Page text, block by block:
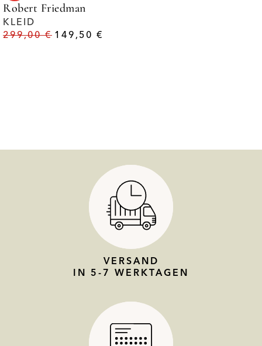
Robert Friedman
KLEID
299,00€ 149,50€
VERSAND
IN 5-7 WERKTAGEN